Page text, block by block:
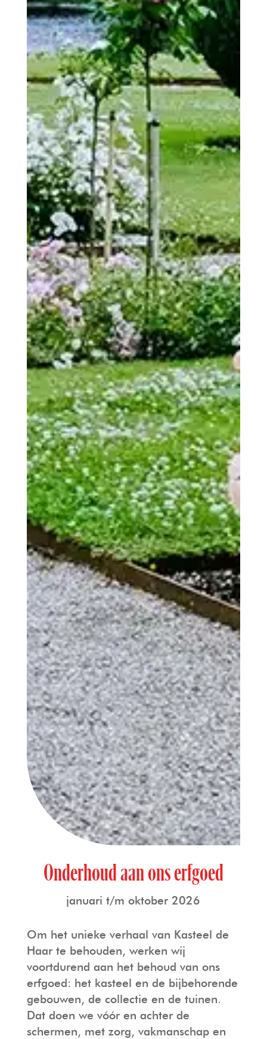
Onderhoud aan ons erfgoed
januari t/m oktober 2026
Om het unieke verhaal van Kasteel de
Haar te behouden, werken wij
voortdurend aan het behoud van ons
erfgoed: het kasteel en de bijbehorende
gebouwen, de collectie en de tuinen.
Dat doen we vóór en achter de
schermen, met zorg, vakmanschap en